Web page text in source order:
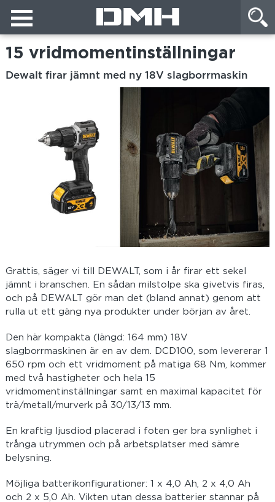
15 vridmomentinställningar
Dewalt firar jämnt med ny 18V slagborrmaskin
Grattis, säger vi till DEWALT, som i år firar ett sekel
jämnt i branschen. En sådan milstolpe ska givetvis firas,
och på DEWALT gör man det (bland annat) genom att
rulla ut ett gäng nya produkter under början av året.
Den här kompakta (längd: 164 mm) 18V
slagborrmaskinen är en av dem. DCD100, som levererar 1
650 rpm och ett vridmoment på matiga 68 Nm, kommer
med två hastigheter och hela 15
vridmomentinställningar samt en maximal kapacitet för
trä/metall/murverk på 30/13/13 mm.
En kraftig ljusdiod placerad i foten ger bra synlighet i
trånga utrymmen och på arbetsplatser med sämre
belysning.
Möjliga batterikonfigurationer: 1 x 4,0 Ah, 2 x 4,0 Ah
och 2 x 5,0 Ah. Vikten utan dessa batterier stannar på